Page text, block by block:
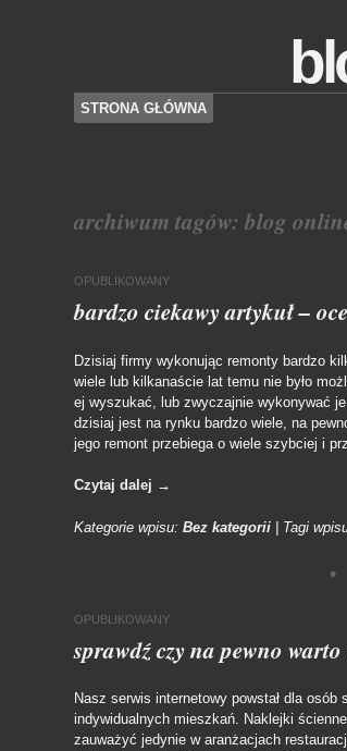
SKOCZ DO TREŚCI
STRONA GŁÓWNA
archiwum tagów: blog
OPUBLIKOWANY
bardzo ciekawy artykuł –
Dzisiaj firmy wykonując remonty bardzo
wiele lub kilkanaście lat temu nie było
ej wyszukać, lub zwyczajnie wykonywać
dzisiaj jest na rynku bardzo wiele, na
jego remont przebiega o wiele szybciej i
Czytaj dalej →
Kategorie wpisu: Bez kategorii | Tagi
OPUBLIKOWANY
sprawdź czy na pewno
Nasz serwis internetowy powstał dla
indywidualnych mieszkań. Naklejki
zauważyć jedynie w aranżacjach